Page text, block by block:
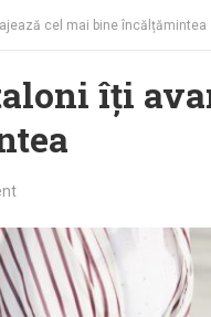
cel mai bine încălțămintea
îți